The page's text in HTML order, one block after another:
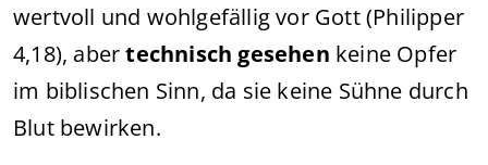
wertvoll und wohlgefällig vor Gott (Philipper
4,18), abertechnisch gesehen keine Opfer
im biblischen Sinn, da sie keine Sühne durch
Blut bewirken.